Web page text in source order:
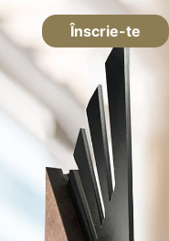
Înscrie-te